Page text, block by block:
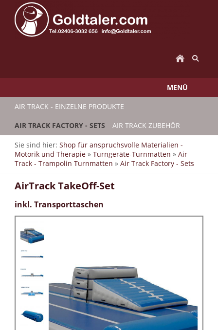
MENÜ
AIR TRACK - EINZELNE PRODUKTE
AIR TRACK FACTORY - SETS AIR TRACK ZUBEHÖR
Sie sind hier: Shop für anspruchsvolle Materialien -
Motorik und Therapie » Turngeräte-Turnmatten » Air
Track - Trampolin Turnmatten » Air Track Factory - Sets
AirTrack TakeOff-Set
inkl. Transporttaschen